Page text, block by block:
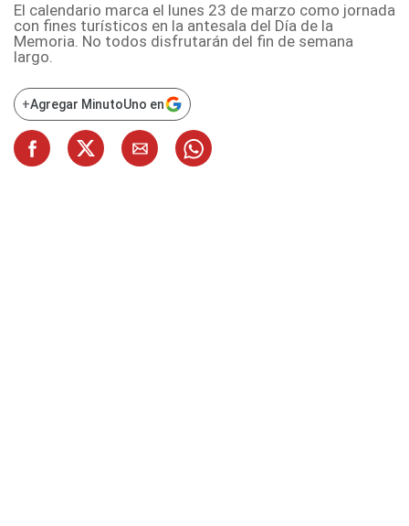
El calendario marca el lunes 23 de marzo como jornada
con fines turísticos en la antesala del Día de la
Memoria. No todos disfrutarán del fin de semana
largo.
+Agregar MinutoUno en